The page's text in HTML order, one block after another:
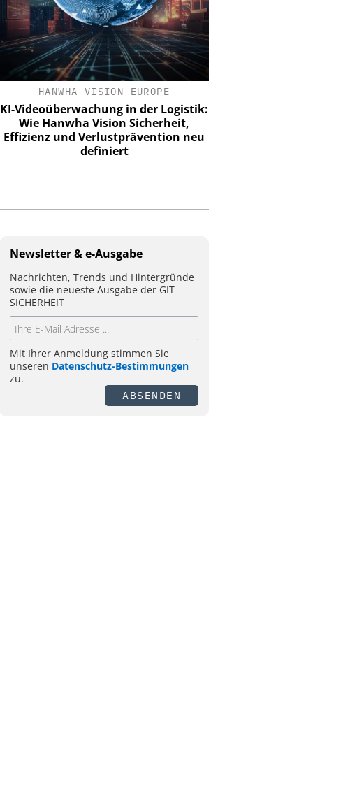
HANWHA VISION EUROPE
KI-Videoüberwachung in der Logistik:
Wie Hanwha Vision Sicherheit,
Effizienz und Verlustprävention neu
definiert
Newsletter & e-Ausgabe
Nachrichten, Trends und Hintergründe
sowie die neueste Ausgabe der GIT
SICHERHEIT
Mit Ihrer Anmeldung stimmen Sie
unseren Datenschutz-Bestimmungen
zu.
ABSENDEN